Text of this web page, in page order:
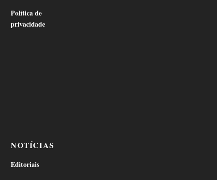
Política de
privacidade
NOTÍCIAS
Editoriais